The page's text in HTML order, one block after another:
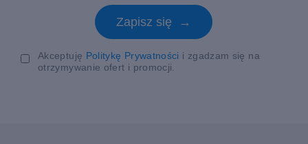
Zapisz się →
Akceptuję Politykę Prywatności i zgadzam się na
otrzymywanie ofert i promocji.